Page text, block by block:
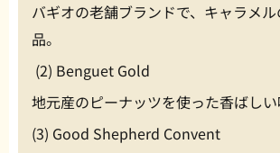
バギオの老舗ブランドで、キャラメ
品。
(2) Benguet Gold
地元産のピーナッツを使った香ばし
(3) Good Shepherd Convent